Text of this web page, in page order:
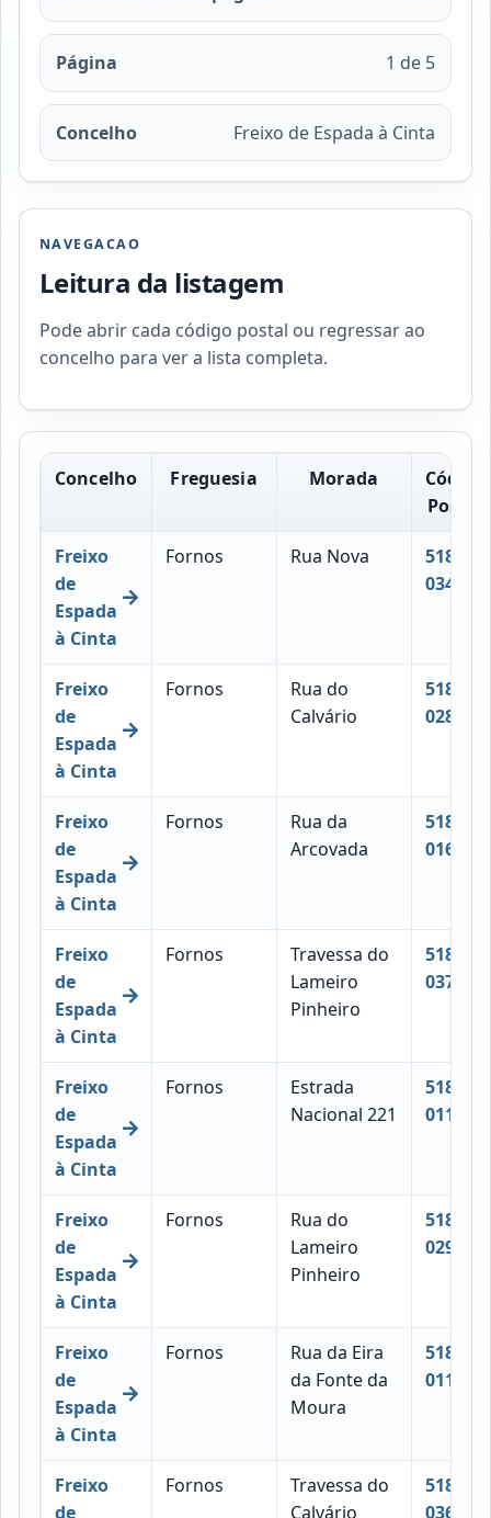
Página 1 de 5
Concelho Freixo de Espada à Cinta
NAVEGACAO
Leitura da listagem
Pode abrir cada código postal ou regressar ao
concelho para ver a lista completa.
Concelho Freguesia Morada
Código
Postal
Freixo
de
Espada
à Cinta
Fornos Rua Nova
5180-
034
Freixo
de
Espada
à Cinta
Fornos
Rua do
Calvário
5180-
028
Freixo
de
Espada
à Cinta
Fornos
Rua da
Arcovada
5180-
016
Freixo
de
Espada
à Cinta
Fornos
Travessa do
Lameiro
Pinheiro
5180-
037
Freixo
de
Espada
à Cinta
Fornos
Estrada
Nacional 221
5180-
011
Freixo
de
Espada
à Cinta
Fornos
Rua do
Lameiro
Pinheiro
5180-
029
Freixo
de
Espada
à Cinta
Fornos
Rua da Eira
da Fonte da
Moura
5180-
011
Freixo
de
Fornos
Travessa do
Calvário
5180-
036